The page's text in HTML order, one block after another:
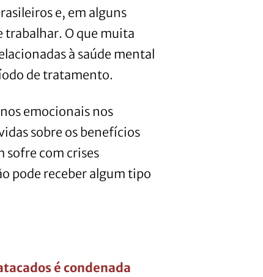
e, em alguns
trabalhar. O que muita
à saúde mental
de tratamento.
emocionais nos
sobre os benefícios
sofre com crises
pode receber algum tipo
é condenada